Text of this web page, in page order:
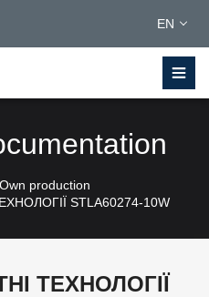
EN
Own production
STLA60274-10W
ТЕХНОЛОГІЇ